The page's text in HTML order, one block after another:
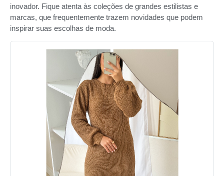
inovador. Fique atenta às coleções de grandes estilistas e
marcas, que frequentemente trazem novidades que podem
inspirar suas escolhas de moda.